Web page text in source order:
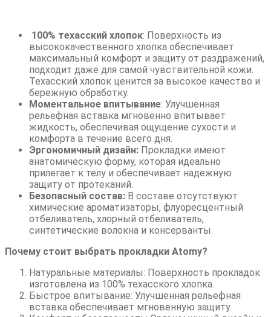
100% техасский хлопок: Поверхность из
высококачественного хлопка обеспечивает
максимальный комфорт и защиту от раздражений,
подходит даже для самой чувствительной кожи.
Техасский хлопок ценится за высокое качество и
бережную обработку.
Моментальное впитывание: Улучшенная
рельефная вставка мгновенно впитывает
жидкость, обеспечивая ощущение сухости и
комфорта в течение всего дня.
Эргономичный дизайн: Прокладки имеют
анатомическую форму, которая идеально
прилегает к телу и обеспечивает надежную
защиту от протеканий.
Безопасный состав: В составе отсутствуют
химические ароматизаторы, флуоресцентный
отбеливатель, хлорный отбеливатель,
синтетические волокна и консерванты.
Почему стоит выбрать прокладки Atomy?
Натуральные материалы: Поверхность прокладок
изготовлена из 100% техасского хлопка.
Быстрое впитывание: Улучшенная рельефная
вставка обеспечивает мгновенную защиту.